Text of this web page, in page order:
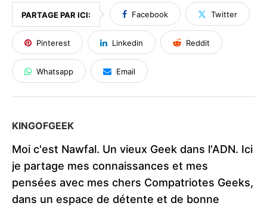
PARTAGE PAR ICI: Facebook Twitter
Pinterest Linkedin Reddit
Whatsapp Email
KINGOFGEEK
Moi c'est Nawfal. Un vieux Geek dans l'ADN. Ici
je partage mes connaissances et mes
pensées avec mes chers Compatriotes Geeks,
dans un espace de détente et de bonne